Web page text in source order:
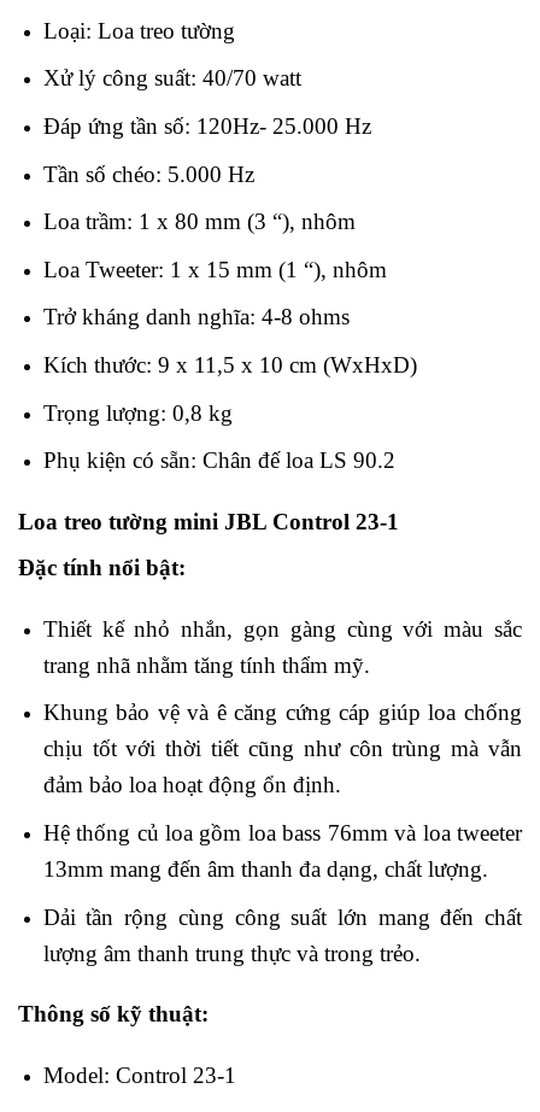
Loại: Loa treo tường
Xử lý công suất: 40/70 watt
Đáp ứng tần số: 120Hz- 25.000 Hz
Tần số chéo: 5.000 Hz
Loa trầm: 1 x 80 mm (3 “), nhôm
Loa Tweeter: 1 x 15 mm (1 “), nhôm
Trở kháng danh nghĩa: 4-8 ohms
Kích thước: 9 x 11,5 x 10 cm (WxHxD)
Trọng lượng: 0,8 kg
Phụ kiện có sẵn: Chân đế loa LS 90.2
Loa treo tường mini JBL Control 23-1
Đặc tính nổi bật:
Thiết kế nhỏ nhắn, gọn gàng cùng với màu sắc
trang nhã nhằm tăng tính thẩm mỹ.
Khung bảo vệ và ê căng cứng cáp giúp loa chống
chịu tốt với thời tiết cũng như côn trùng mà vẫn
đảm bảo loa hoạt động ổn định.
Hệ thống củ loa gồm loa bass 76mm và loa tweeter
13mm mang đến âm thanh đa dạng, chất lượng.
Dải tần rộng cùng công suất lớn mang đến chất
lượng âm thanh trung thực và trong trẻo.
Thông số kỹ thuật:
Model: Control 23-1